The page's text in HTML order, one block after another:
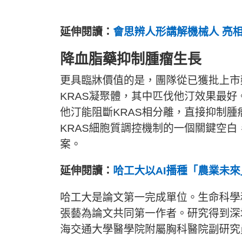
延伸閱讀： 會思辨人形講解機械人 亮
降血脂藥抑制腫瘤生長
更具臨牀價值的是，團隊從已獲批上
KRAS凝聚體，其中匹伐他汀效果最
他汀能阻斷KRAS相分離，直接抑制
KRAS細胞質調控機制的一個關鍵空
案。
延伸閱讀： 哈工大以AI播種「農業未
哈工大是論文第一完成單位。生命科
張藝為論文共同第一作者。研究得到
海交通大學醫學院附屬胸科醫院副研